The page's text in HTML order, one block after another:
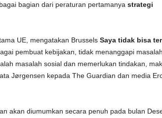
bagian dari peraturan pertamanya strategi
UE, mengatakan Brussels Saya tidak bisa
pembuat kebijakan, tidak menanggapi
masalah sosial dan memerlukan tindakan,
Jørgensen kepada The Guardian dan media
akan diumumkan secara penuh pada bulan